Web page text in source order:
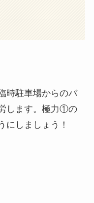
時駐車場からのバ
します。極力①の
にしましょう！